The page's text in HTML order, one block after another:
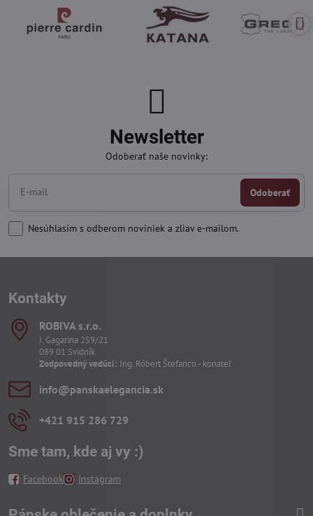
Newsletter
Odoberať naše novinky:
Odoberať
Nesúhlasím s odberom noviniek a zliav e-mailom.
Kontakty
ROBIVA s​.r​.o​.
J. Gagarina 259/21
089 01 Svidník
Zodpovedný vedúci: Ing. Róbert Štefanco - konateľ
info​@panskaelegancia​.sk
+421 915 286 729
Sme tam, kde aj vy :)
Facebook Instagram